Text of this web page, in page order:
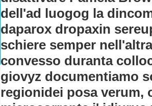
dell'ad luogog la
daparox dropaxin
schiere semper
convesso duranta
giovyz documentiamo
regionidei posa verum,